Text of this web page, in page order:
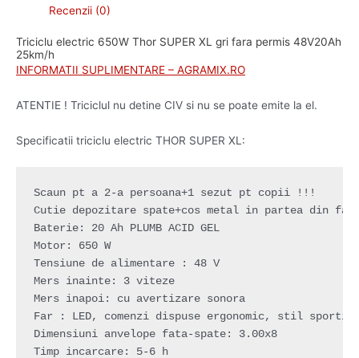
Recenzii (0)
Triciclu electric 650W Thor SUPER XL gri fara permis 48V20Ah
25km/h
INFORMATII SUPLIMENTARE – AGRAMIX.RO
ATENTIE ! Triciclul nu detine CIV si nu se poate emite la el.
Specificatii triciclu electric THOR SUPER XL:
Scaun pt a 2-a persoana+1 sezut pt copii !!!
Cutie depozitare spate+cos metal in partea din
Baterie: 20 Ah PLUMB ACID GEL
Motor: 650 W
Tensiune de alimentare : 48 V
Mers inainte: 3 viteze
Mers inapoi: cu avertizare sonora
Far : LED, comenzi dispuse ergonomic, stil sportiv
Dimensiuni anvelope fata-spate: 3.00x8
Timp incarcare: 5-6 h